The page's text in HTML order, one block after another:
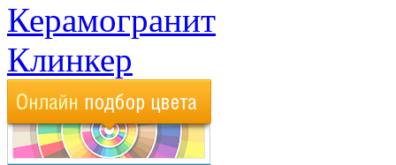
Керамогранит
Клинкер